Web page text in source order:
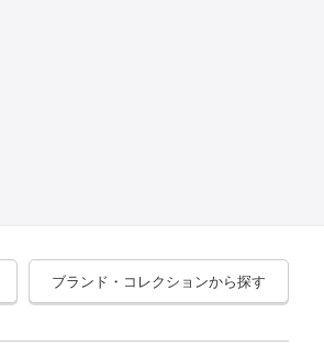
ブランド・コレクションから探す